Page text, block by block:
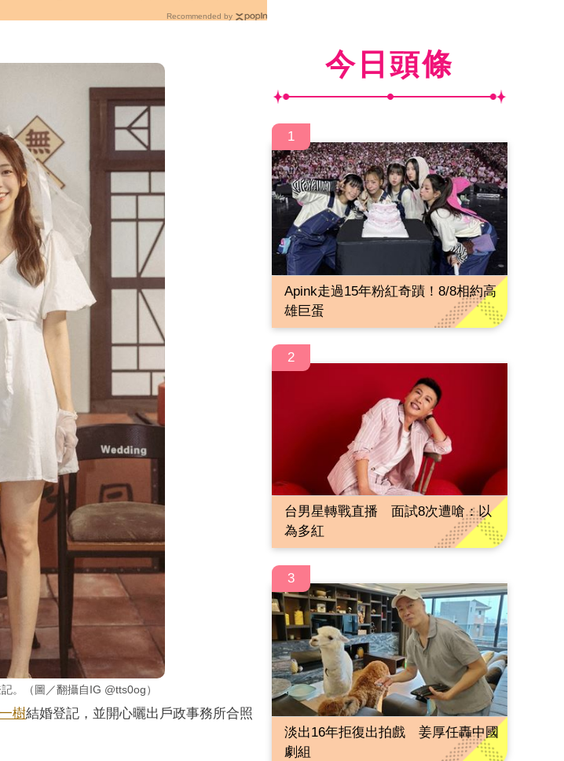
Recommended by
。（圖／翻攝自IG @tts0og）
樹結婚登記，並開心曬出戶政事務所合照
今日頭條
1
Apink走過15年粉紅奇蹟！8/8相約高
雄巨蛋
2
台男星轉戰直播 面試8次遭嗆：以
為多紅
3
淡出16年拒復出拍戲 姜厚任轟中國
劇組